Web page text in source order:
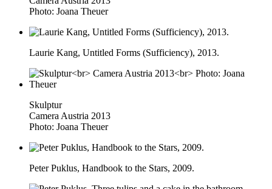
Photo: Joana Theuer
Laurie Kang, Untitled Forms (Sufficiency), 2013.
Skulptur
Camera Austria 2013
Photo: Joana Theuer
Peter Puklus, Handbook to the Stars, 2009.